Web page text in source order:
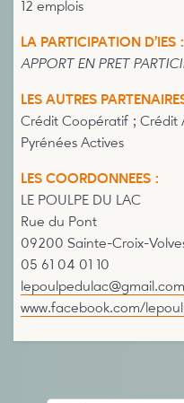
12 emplois
LA PARTICIPATION D’IES :
APPORT EN PRET
LES AUTRES
Crédit Coopératif ; Crédit
Pyrénées Actives
LES COORDONNEES :
LE POULPE DU LAC
Rue du Pont
09200 Sainte-Croix-
05 61 04 01 10
lepoulpedulac@gmail.com
www.facebook.com/